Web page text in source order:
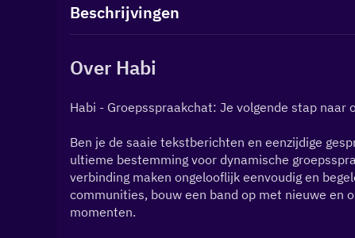
Beschrijvingen
Over Habi
Habi - Groepsspraakchat: Je volgende stap naar
Ben je de saaie tekstberichten en eenzijdige
ultieme bestemming voor dynamische
verbinding maken ongelooflijk eenvoudig en
communities, bouw een band op met nieuwe en
momenten.